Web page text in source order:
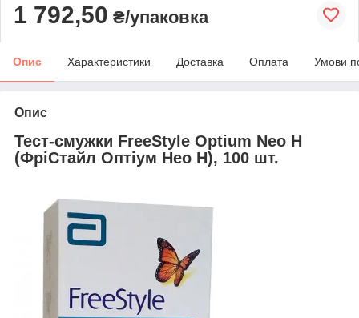
1 792,50 ₴/упаковка
Опис Характеристики Доставка Оплата Умови
Опис
Тест-смужки FreeStyle Optium Neo H
(ФріСтайл Оптіум Нео Н), 100 шт.